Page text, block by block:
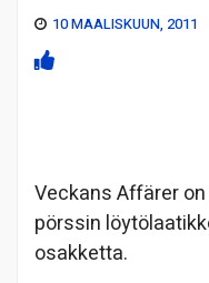
10 MAALISKUUN, 2011
Veckans Affärer
pörssin
osakketta.